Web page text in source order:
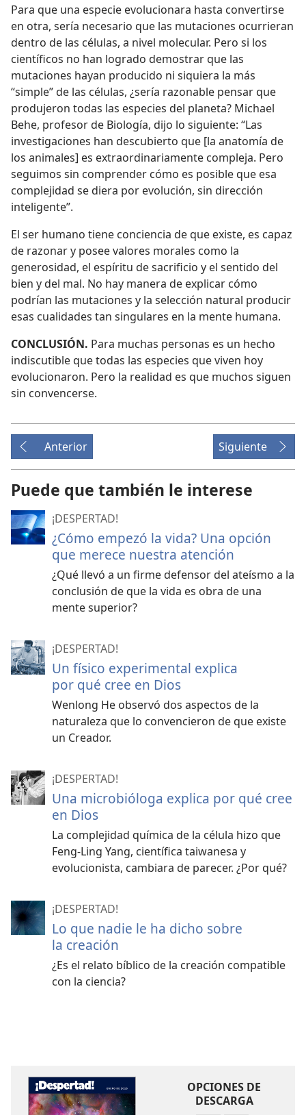
Para que una especie evolucionara hasta convertirse
en otra, sería necesario que las mutaciones ocurrieran
dentro de las células, a nivel molecular. Pero si los
científicos no han logrado demostrar que las
mutaciones hayan producido ni siquiera la más
“simple” de las células, ¿sería razonable pensar que
produjeron todas las especies del planeta? Michael
Behe, profesor de Biología, dijo lo siguiente: “Las
investigaciones han descubierto que [la anatomía de
los animales] es extraordinariamente compleja. Pero
seguimos sin comprender cómo es posible que esa
complejidad se diera por evolución, sin dirección
inteligente”.
El ser humano tiene conciencia de que existe, es capaz
de razonar y posee valores morales como la
generosidad, el espíritu de sacrificio y el sentido del
bien y del mal. No hay manera de explicar cómo
podrían las mutaciones y la selección natural producir
esas cualidades tan singulares en la mente humana.
CONCLUSIÓN. Para muchas personas es un hecho
indiscutible que todas las especies que viven hoy
evolucionaron. Pero la realidad es que muchos siguen
sin convencerse.
Anterior Siguiente
Puede que también le interese
¡DESPERTAD!
¿Cómo empezó la vida? Una opción
que merece nuestra atención
¿Qué llevó a un firme defensor del ateísmo a la
conclusión de que la vida es obra de una
mente superior?
¡DESPERTAD!
Un físico experimental explica
por qué cree en Dios
Wenlong He observó dos aspectos de la
naturaleza que lo convencieron de que existe
un Creador.
¡DESPERTAD!
Una microbióloga explica por qué cree
en Dios
La complejidad química de la célula hizo que
Feng-Ling Yang, científica taiwanesa y
evolucionista, cambiara de parecer. ¿Por qué?
¡DESPERTAD!
Lo que nadie le ha dicho sobre
la creación
¿Es el relato bíblico de la creación compatible
con la ciencia?
OPCIONES DE
DESCARGA